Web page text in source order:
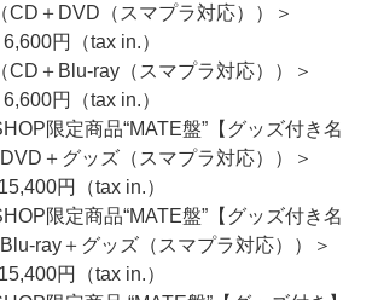
CD＋DVD（スマプラ対応））＞
円（tax in.）
CD＋Blu-ray（スマプラ対応））＞
円（tax in.）
限定商品“MATE盤”【グッズ付き名
＋グッズ（スマプラ対応））＞
円（tax in.）
限定商品“MATE盤”【グッズ付き名
ray＋グッズ（スマプラ対応））＞
円（tax in.）